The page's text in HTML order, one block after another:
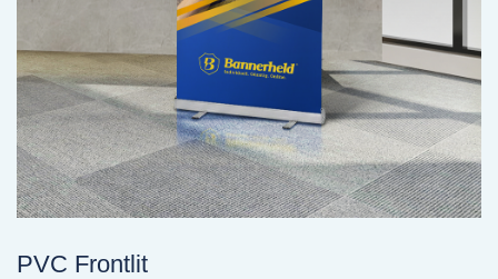
PVC Frontlit